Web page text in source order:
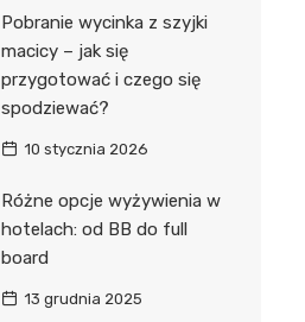
Pobranie wycinka z szyjki
macicy – jak się
przygotować i czego się
spodziewać?
10 stycznia 2026
Różne opcje wyżywienia w
hotelach: od BB do full
board
13 grudnia 2025